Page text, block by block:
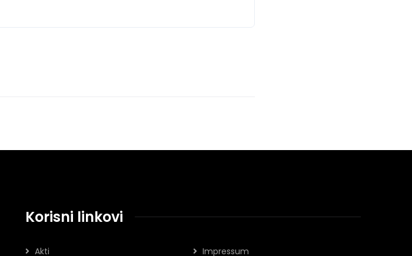
Korisni linkovi
Akti Impressum